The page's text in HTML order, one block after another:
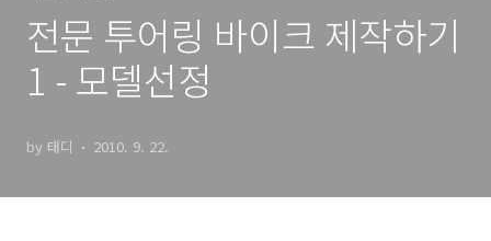
전문 투어링 바이크 제작하기
1 - 모델선정
by 태디 2010. 9. 22.